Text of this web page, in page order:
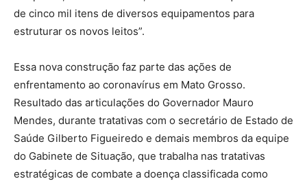
de cinco mil itens de diversos equipamentos para
estruturar os novos leitos”.
Essa nova construção faz parte das ações de
enfrentamento ao coronavírus em Mato Grosso.
Resultado das articulações do Governador Mauro
Mendes, durante tratativas com o secretário de Estado de
Saúde Gilberto Figueiredo e demais membros da equipe
do Gabinete de Situação, que trabalha nas tratativas
estratégicas de combate a doença classificada como